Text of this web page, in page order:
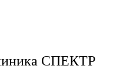
СПЕКТР